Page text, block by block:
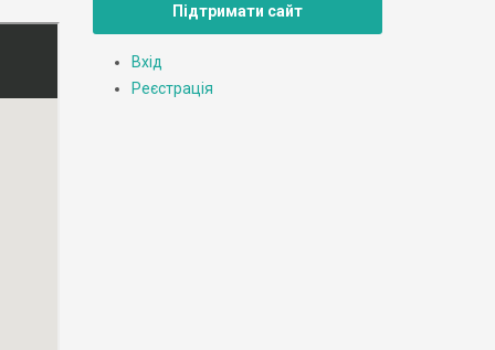
Підтримати сайт
Вхід
Реєстрація